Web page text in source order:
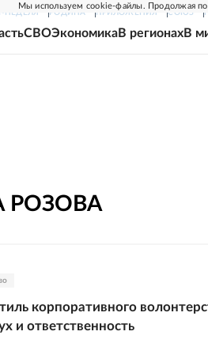
Мы используем cookie-файлы. Продолжая
НЕДЕЛЯ РОДИНА ПРИЛОЖЕНИЯ СОЮЗ
СВОЭкономикаВ регионахВ
РОЗОВА
корпоративного
и ответственность